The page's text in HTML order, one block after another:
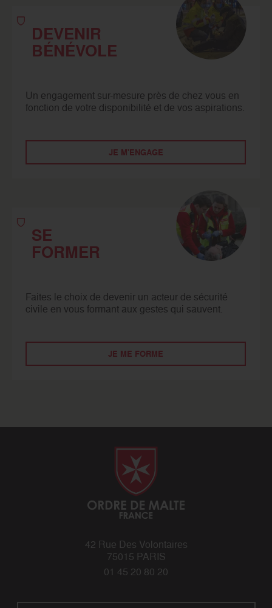
DEVENIR
BÉNÉVOLE
Un engagement sur-mesure près de chez vous en
fonction de votre disponibilité et de vos aspirations.
JE M'ENGAGE
SE
FORMER
Faites le choix de devenir un acteur de sécurité
civile en vous formant aux gestes qui sauvent.
JE ME FORME
42 Rue Des Volontaires
75015 PARIS
01 45 20 80 20